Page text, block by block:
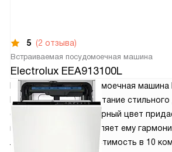
5 (2 отзыва)
Встраиваемая посудомоечная машина
Electrolux EEA913100L
Встраиваемая посудомоечная машина
EEA913100L – это сочетание
функциональности. Черный цвет
изысканность и позволяет ему
любой интерьер. Вместимость в 10